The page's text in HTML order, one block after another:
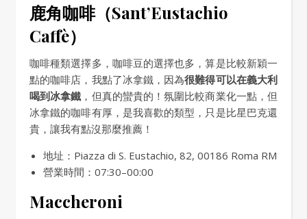
鹿角咖啡（Sant’Eustachio
Caffè）
咖啡種類選擇多，咖啡豆的選擇也多，算是比較新穎一
點的咖啡店，我點了冰拿鐵，因為很難得可以在義大利
喝到冰拿鐵 ，但真的蠻貴的！氛圍比較商業化一點，但
冰拿鐵的咖啡有厚，是我喜歡的類型，只是比星巴克還
貴，讓我有點沒那麼推薦！
地址：Piazza di S. Eustachio, 82, 00186 Roma RM
營業時間：07:30–00:00
Maccheroni